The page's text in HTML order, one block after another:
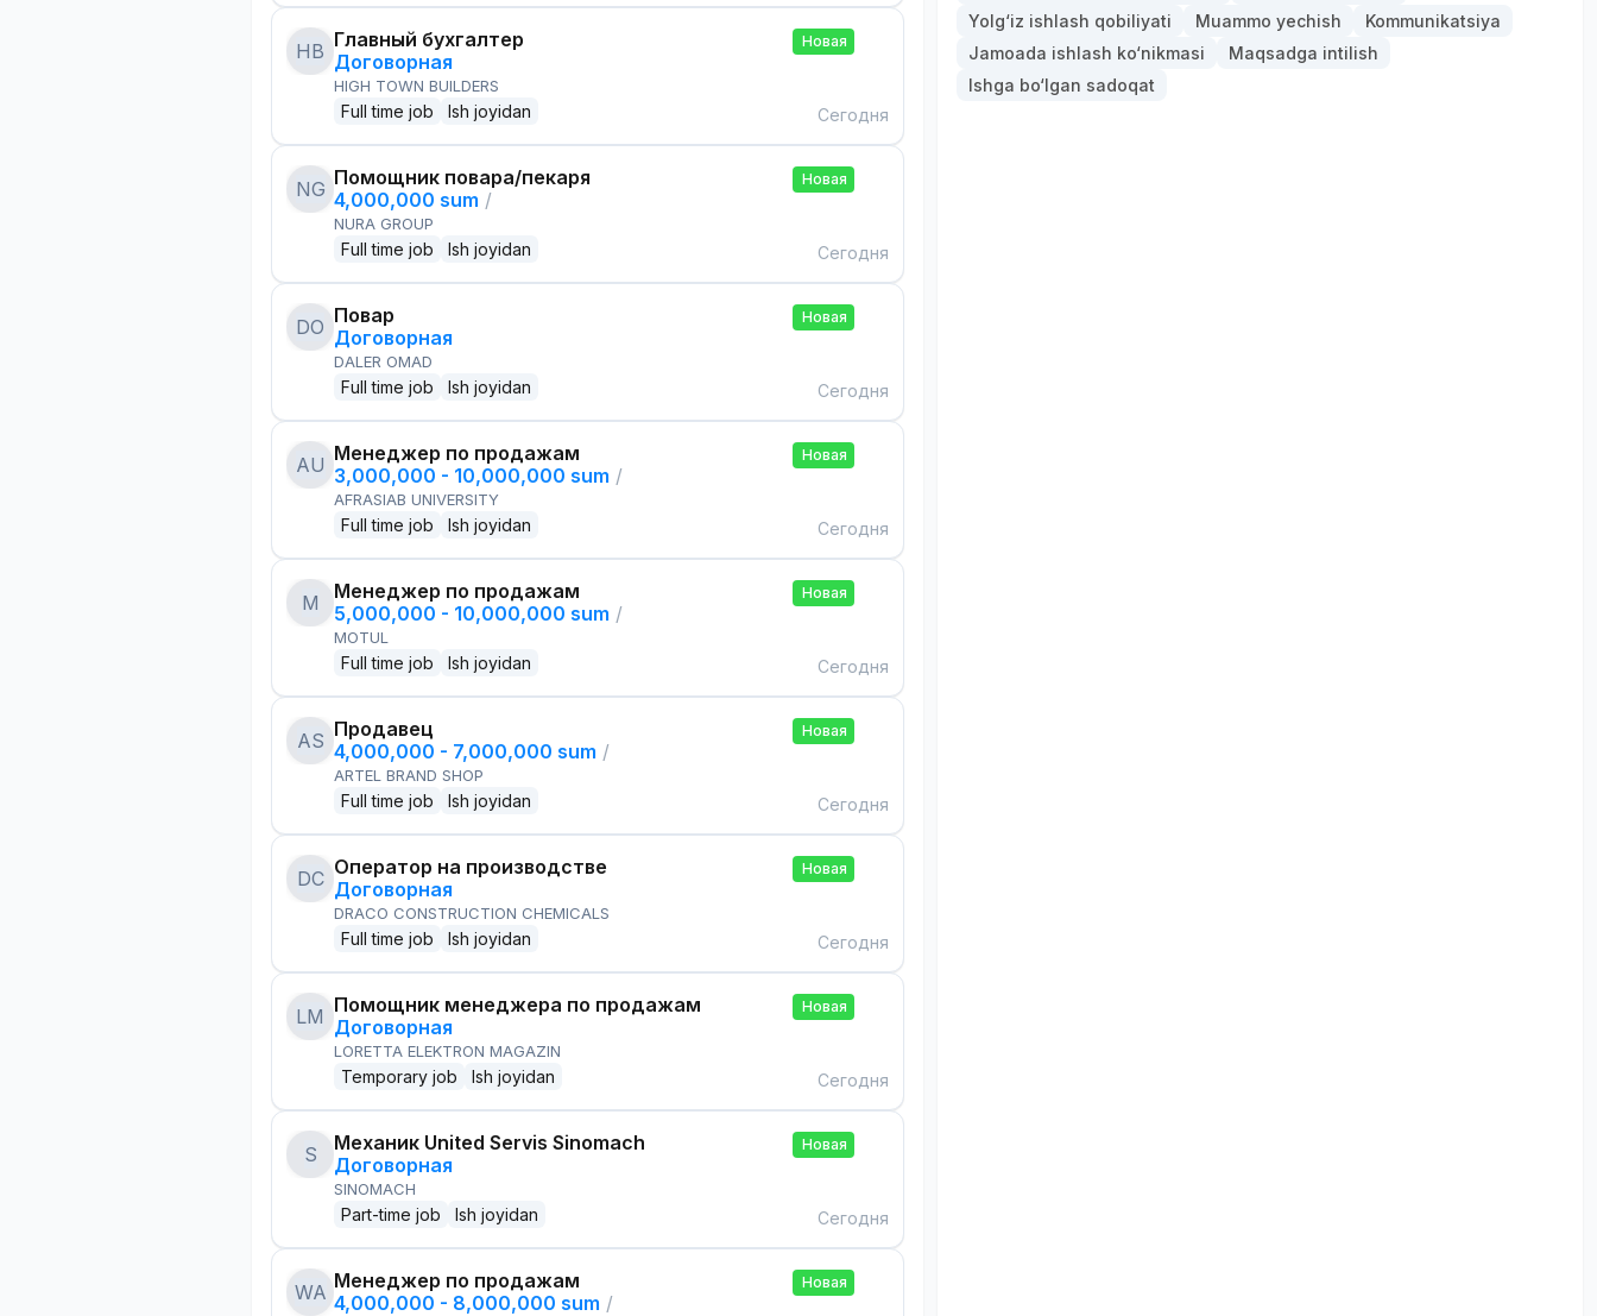
HB Главный бухгалтер
Договорная
HIGH TOWN BUILDERS
Full time job Ish joyidan
Новая
Сегодня
NG Помощник повара/пекаря
4,000,000 sum /
NURA GROUP
Full time job Ish joyidan
Новая
Сегодня
DO Повар
Договорная
DALER OMAD
Full time job Ish joyidan
Новая
Сегодня
AU Менеджер по продажам
3,000,000 - 10,000,000 sum /
AFRASIAB UNIVERSITY
Full time job Ish joyidan
Новая
Сегодня
M
Менеджер по продажам
5,000,000 - 10,000,000 sum /
MOTUL
Full time job Ish joyidan
Новая
Сегодня
AS Продавец
4,000,000 - 7,000,000 sum /
ARTEL BRAND SHOP
Full time job Ish joyidan
Новая
Сегодня
DC Оператор на производстве
Договорная
DRACO CONSTRUCTION CHEMICALS
Full time job Ish joyidan
Новая
Сегодня
LM Помощник менеджера по продажам
Договорная
LORETTA ELEKTRON MAGAZIN
Temporary job Ish joyidan
Новая
Сегодня
S
Механик United Servis Sinomach
Договорная
SINOMACH
Part-time job Ish joyidan
Новая
Сегодня
WA Менеджер по продажам
4,000,000 - 8,000,000 sum /
Новая
Yolg‘iz ishlash qobiliyati
Muammo yechish
Kommunikatsiya
Jamoada ishlash ko‘nikmasi
Maqsadga intilish
Ishga bo‘lgan sadoqat